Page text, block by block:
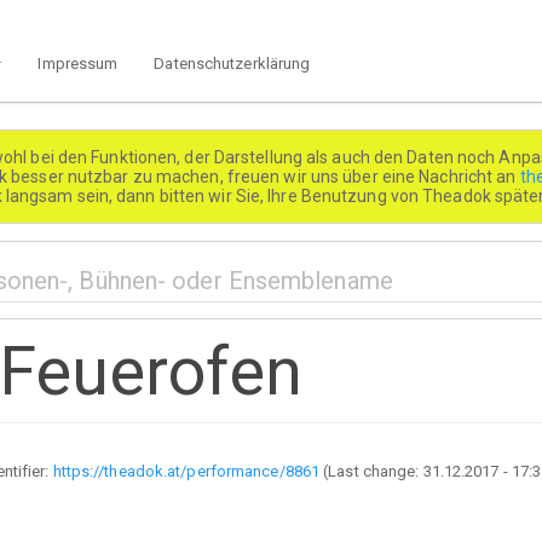
Impressum Datenschutzerklärung
bei den Funktionen, der Darstellung als auch den Daten noch
besser nutzbar zu machen, freuen wir uns über eine Nachricht an
sein, dann bitten wir Sie, Ihre Benutzung von Theadok
https://theadok.at/performance/8861 (Last change: 31.12.2017 -